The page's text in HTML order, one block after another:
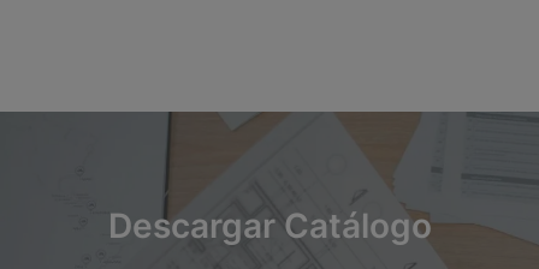
Descargar Catálogo